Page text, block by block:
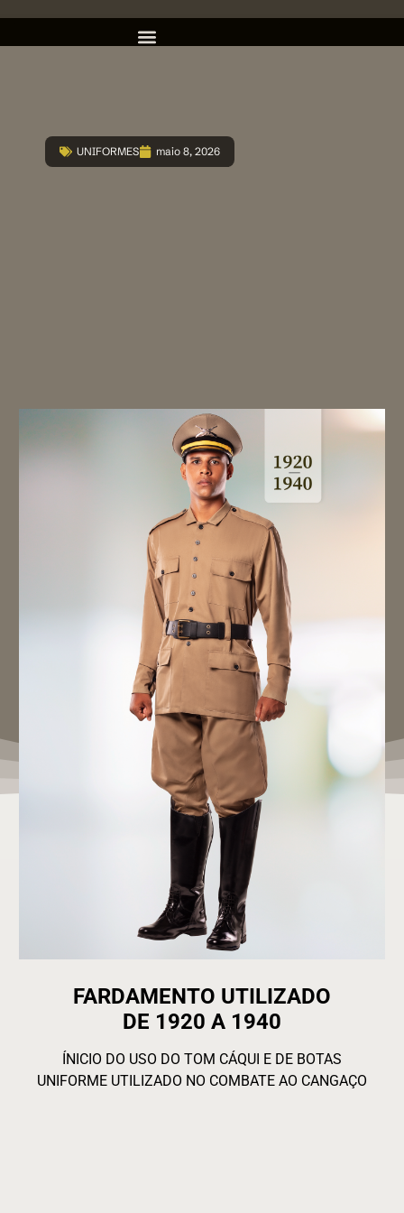
UNIFORMES maio 8, 2026
FARDAMENTO UTILIZADO
DE 1920 A 1940
ÍNICIO DO USO DO TOM CÁQUI E DE BOTAS
UNIFORME UTILIZADO NO COMBATE AO CANGAÇO